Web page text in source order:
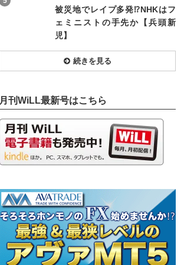
被災地でレイプ多発⁉NHKはフ
ェミニストの手先か【兵頭新
児】
続きを見る
月刊WiLL最新号はこちら